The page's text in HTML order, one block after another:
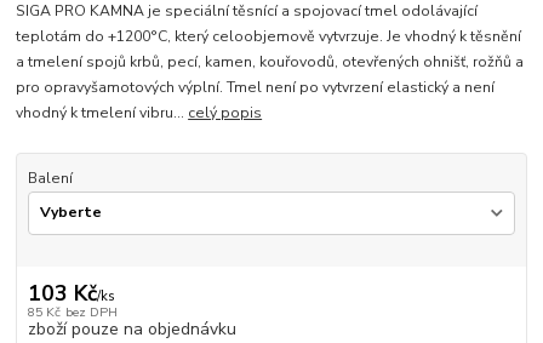
SIGA PRO KAMNA je speciální těsnící a spojovací tmel odolávající
teplotám do +1200°C, který celoobjemově vytvrzuje. Je vhodný k těsnění
a tmelení spojů krbů, pecí, kamen, kouřovodů, otevřených ohnišť, rožňů a
pro opravyšamotových výplní. Tmel není po vytvrzení elastický a není
vhodný k tmelení vibru... celý popis
Balení
103 Kč/ks
85 Kč bez DPH
zboží pouze na objednávku